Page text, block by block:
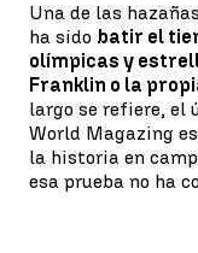
Una de las
ha sido batir el
olímpicas y
Franklin o la
largo se refiere, el
World Magazing
la historia en
esa prueba no ha